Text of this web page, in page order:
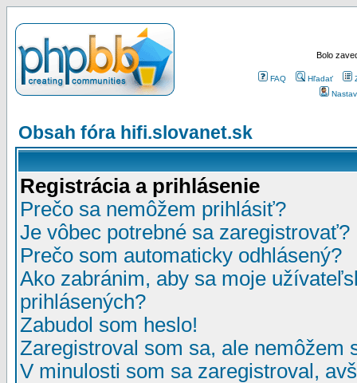
Bolo
FAQ Hľadať
Obsah fóra hifi.slovanet.sk
Registrácia a prihlásenie
Prečo sa nemôžem prihlásiť?
Je vôbec potrebné sa zaregistrovať?
Prečo som automaticky odhlásený?
Ako zabránim, aby sa moje
prihlásených?
Zabudol som heslo!
Zaregistroval som sa, ale nemôžem
V minulosti som sa zaregistroval,